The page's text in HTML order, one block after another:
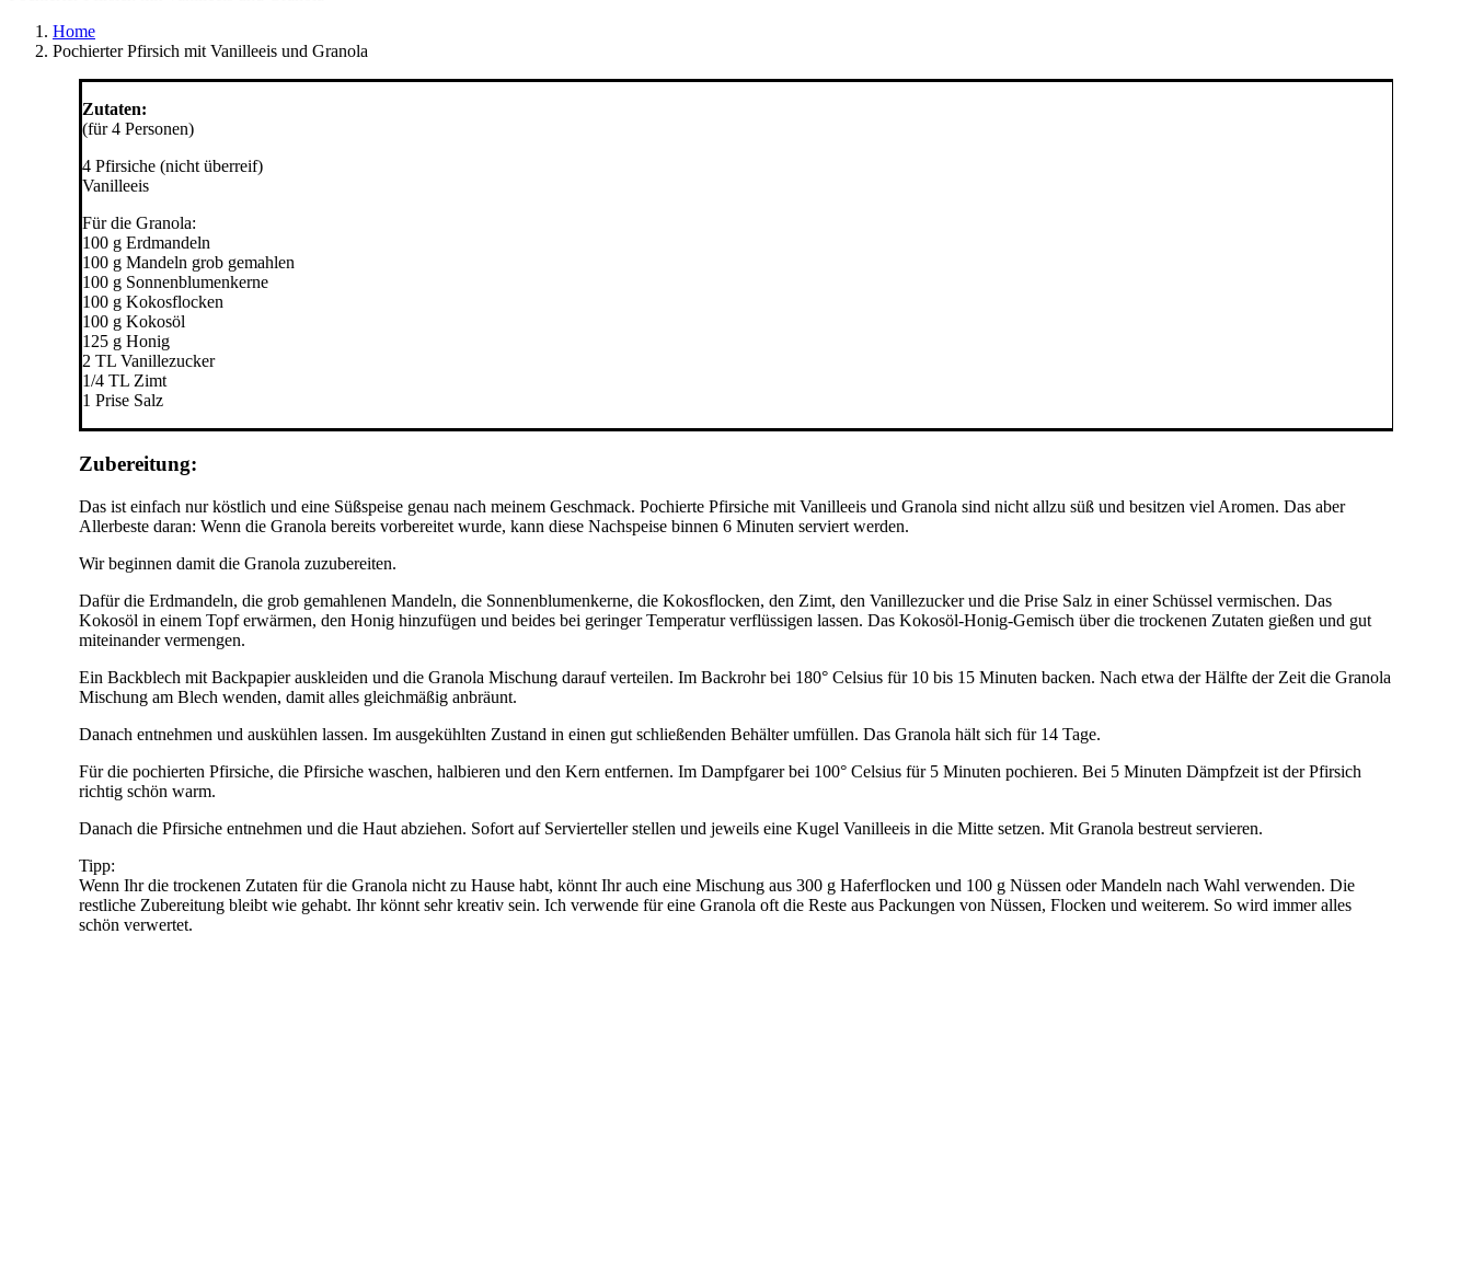
Home
Pochierter Pfirsich mit Vanilleeis und Granola
Zutaten:
(für 4 Personen)
4 Pfirsiche (nicht überreif)
Vanilleeis
Für die Granola:
100 g Erdmandeln
100 g Mandeln grob gemahlen
100 g Sonnenblumenkerne
100 g Kokosflocken
100 g Kokosöl
125 g Honig
2 TL Vanillezucker
1/4 TL Zimt
1 Prise Salz
Zubereitung:
Das ist einfach nur köstlich und eine Süßspeise genau nach meinem Geschmack. Pochierte Pfirsiche mit Vanilleeis und Granola sind nicht allzu süß und besitzen viel Aromen. Das aber
Allerbeste daran: Wenn die Granola bereits vorbereitet wurde, kann diese Nachspeise binnen 6 Minuten serviert werden.
Wir beginnen damit die Granola zuzubereiten.
Dafür die Erdmandeln, die grob gemahlenen Mandeln, die Sonnenblumenkerne, die Kokosflocken, den Zimt, den Vanillezucker und die Prise Salz in einer Schüssel vermischen. Das
Kokosöl in einem Topf erwärmen, den Honig hinzufügen und beides bei geringer Temperatur verflüssigen lassen. Das Kokosöl-Honig-Gemisch über die trockenen Zutaten gießen und gut
miteinander vermengen.
Ein Backblech mit Backpapier auskleiden und die Granola Mischung darauf verteilen. Im Backrohr bei 180° Celsius für 10 bis 15 Minuten backen. Nach etwa der Hälfte der Zeit die Granola
Mischung am Blech wenden, damit alles gleichmäßig anbräunt.
Danach entnehmen und auskühlen lassen. Im ausgekühlten Zustand in einen gut schließenden Behälter umfüllen. Das Granola hält sich für 14 Tage.
Für die pochierten Pfirsiche, die Pfirsiche waschen, halbieren und den Kern entfernen. Im Dampfgarer bei 100° Celsius für 5 Minuten pochieren. Bei 5 Minuten Dämpfzeit ist der Pfirsich
richtig schön warm.
Danach die Pfirsiche entnehmen und die Haut abziehen. Sofort auf Servierteller stellen und jeweils eine Kugel Vanilleeis in die Mitte setzen. Mit Granola bestreut servieren.
Tipp:
Wenn Ihr die trockenen Zutaten für die Granola nicht zu Hause habt, könnt Ihr auch eine Mischung aus 300 g Haferflocken und 100 g Nüssen oder Mandeln nach Wahl verwenden. Die
restliche Zubereitung bleibt wie gehabt. Ihr könnt sehr kreativ sein. Ich verwende für eine Granola oft die Reste aus Packungen von Nüssen, Flocken und weiterem. So wird immer alles
schön verwertet.